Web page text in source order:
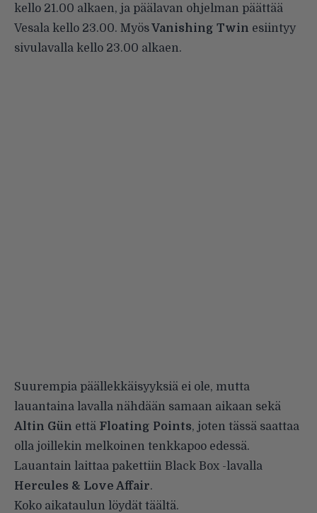
kello 21.00 alkaen, ja päälavan ohjelman päättää
Vesala kello 23.00. MyösVanishing Twin esiintyy
sivulavalla kello 23.00 alkaen.
Suurempia päällekkäisyyksiä ei ole, mutta
lauantaina lavalla nähdään samaan aikaan sekä
Altin Gün että Floating Points, joten tässä saattaa
olla joillekin melkoinen tenkkapoo edessä.
Lauantain laittaa pakettiin Black Box -lavalla
Hercules & Love Affair.
Koko aikataulun löydät täältä.